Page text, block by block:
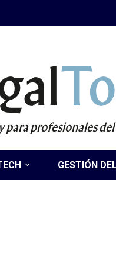
para profesionales
GESTIÓN